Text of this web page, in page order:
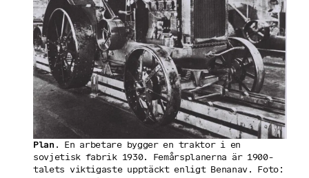
Plan . En arbetare bygger en traktor i en
sovjetisk fabrik 1930. Femårsplanerna är 1900-
talets viktigaste upptäckt enligt Benanav. Foto: